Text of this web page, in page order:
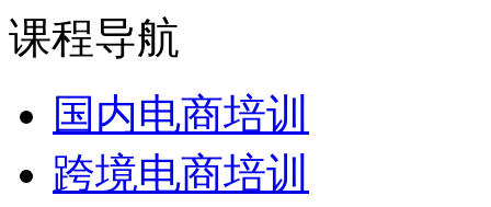
课程导航
国内电商培训
跨境电商培训